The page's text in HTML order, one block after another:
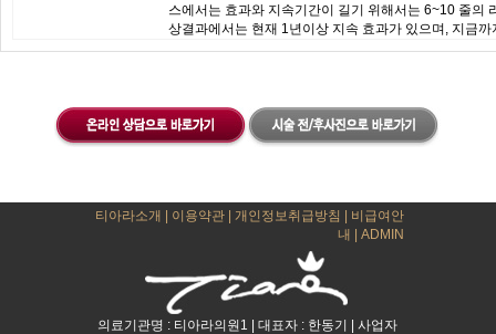
스에서는 효과와 지속기간이 길기 위해서는 6~10 줄의
상결과에서는 현재 1년이상 지속 효과가 있으며, 지금
티아라소개 이용약관 |개인정보취급방침
비급여안
내
|ADMIN
의료기관명 : 티아라의원1 | 대표자 : 한동기 | 사업자